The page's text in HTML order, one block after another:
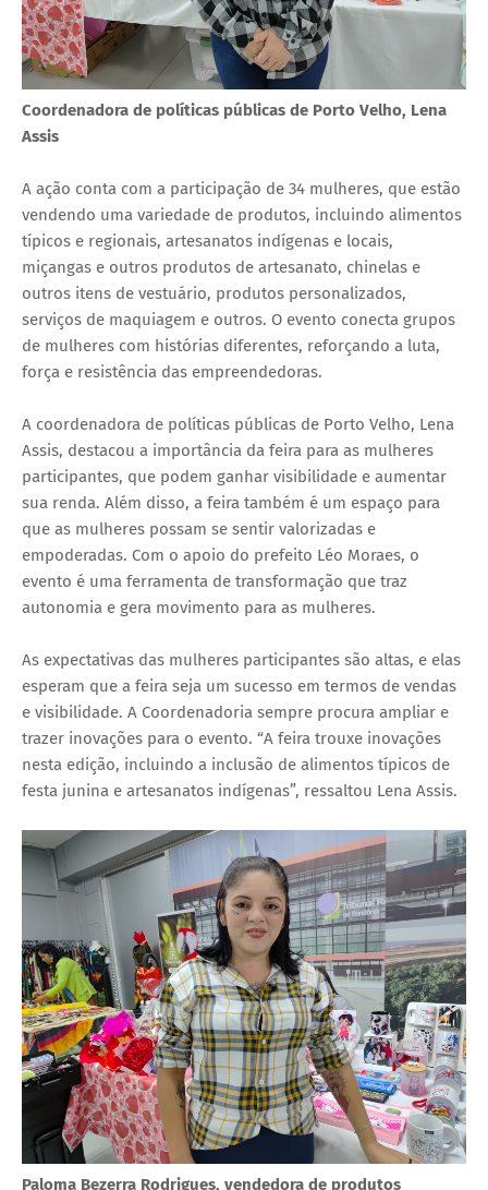
Coordenadora de políticas públicas de Porto Velho, Lena
Assis
A ação conta com a participação de 34 mulheres, que estão
vendendo uma variedade de produtos, incluindo alimentos
típicos e regionais, artesanatos indígenas e locais,
miçangas e outros produtos de artesanato, chinelas e
outros itens de vestuário, produtos personalizados,
serviços de maquiagem e outros. O evento conecta grupos
de mulheres com histórias diferentes, reforçando a luta,
força e resistência das empreendedoras.
A coordenadora de políticas públicas de Porto Velho, Lena
Assis, destacou a importância da feira para as mulheres
participantes, que podem ganhar visibilidade e aumentar
sua renda. Além disso, a feira também é um espaço para
que as mulheres possam se sentir valorizadas e
empoderadas. Com o apoio do prefeito Léo Moraes, o
evento é uma ferramenta de transformação que traz
autonomia e gera movimento para as mulheres.
As expectativas das mulheres participantes são altas, e elas
esperam que a feira seja um sucesso em termos de vendas
e visibilidade. A Coordenadoria sempre procura ampliar e
trazer inovações para o evento. “A feira trouxe inovações
nesta edição, incluindo a inclusão de alimentos típicos de
festa junina e artesanatos indígenas”, ressaltou Lena Assis.
Paloma Bezerra Rodrigues, vendedora de produtos